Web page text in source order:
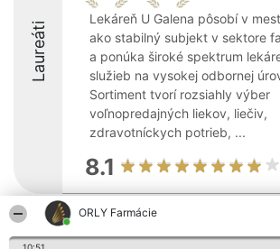
ORLY Farmácie
Laureáti
Lekáreň U Galena pôsobí v
ako stabilný subjekt v sektore
a ponúka široké spektrum
služieb na vysokej odbornej
Sortiment tvorí rozsiahly výber
voľnopredajných liekov, liečiv,
zdravotníckych potrieb, ...
8.1
Organizátor hodnotenia
Bright Side Solutions sp. z o. Laureáti